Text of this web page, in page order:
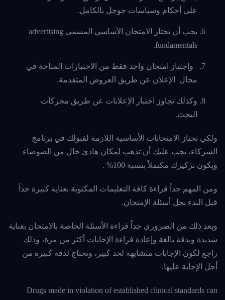
على أحكام وسياسات جوجل بالكامل.
يجب أن تجتاز الامتحان الأساسي المسمى advertising
fundamentals.
واجتياز امتحان واحد فقط من الاختبارات المتاحة في
مجال الإعلان عن طريق العروض المتقدمة.
وكذلك تجاوز اختبار الإعلانات عن طريق محركات
البحث.
ولكي تجتاز الامتحانات الأساسية اللازمة لقبولك في برنامج
الشركاء، يجب عليك أن تذهب لمكان هادئ خال من الضوضاء
ويكون تركيزك مكتملاً بنسبة 100% .
ومن المهم جداً قراءة كافة التعليمات المكتوبة بعناية كبيرة جداً
قبل البدء بحل أسئلة الإمتحان.
وبعد ذلك من الضروري جداً قراءة الأسئلة الخاصة بالامتحان بعناية
شديدة وبدقة بالغة وإعادة قراءة الإجابات أكثر من مرة، وذلك
راجع لكون الإجابات متشابهة لحد كبير، وتحتاج لدقة كبيرة من
أجل الإجابة عليها.
Drugs made in violation of established clinical standards can